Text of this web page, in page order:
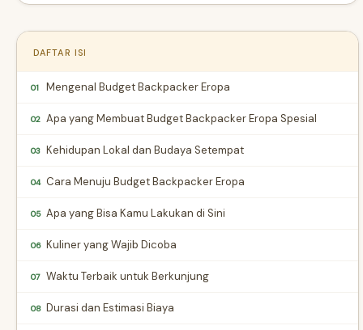
DAFTAR ISI
01 Mengenal Budget Backpacker Eropa
02 Apa yang Membuat Budget Backpacker Eropa Spesial
03 Kehidupan Lokal dan Budaya Setempat
04 Cara Menuju Budget Backpacker Eropa
05 Apa yang Bisa Kamu Lakukan di Sini
06 Kuliner yang Wajib Dicoba
07 Waktu Terbaik untuk Berkunjung
08 Durasi dan Estimasi Biaya